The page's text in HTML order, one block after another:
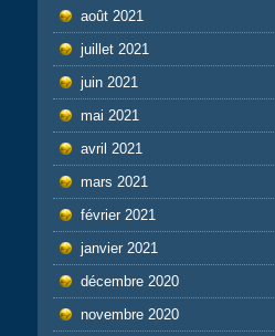
août 2021
juillet 2021
juin 2021
mai 2021
avril 2021
mars 2021
février 2021
janvier 2021
décembre 2020
novembre 2020